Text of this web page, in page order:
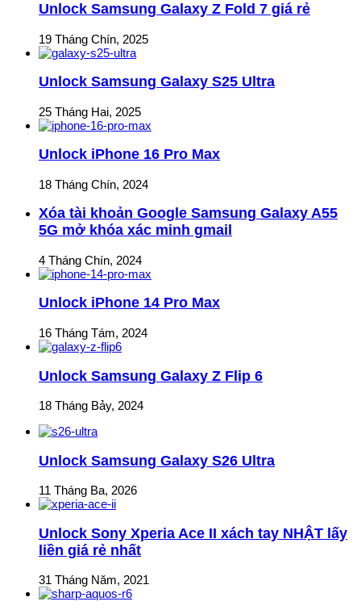
Unlock Samsung Galaxy Z Fold 7 giá rẻ
19 Tháng Chín, 2025
Unlock Samsung Galaxy S25 Ultra
25 Tháng Hai, 2025
Unlock iPhone 16 Pro Max
18 Tháng Chín, 2024
Xóa tài khoản Google Samsung Galaxy A55
5G mở khóa xác minh gmail
4 Tháng Chín, 2024
Unlock iPhone 14 Pro Max
16 Tháng Tám, 2024
Unlock Samsung Galaxy Z Flip 6
18 Tháng Bảy, 2024
Unlock Samsung Galaxy S26 Ultra
11 Tháng Ba, 2026
Unlock Sony Xperia Ace II xách tay NHẬT lấy
liền giá rẻ nhất
31 Tháng Năm, 2021